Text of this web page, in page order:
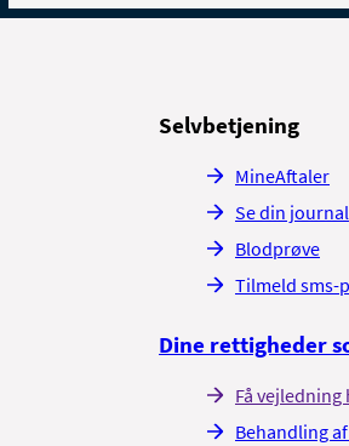
Selvbetjening
MineAftaler
Se din journal
Blodprøve
Tilmeld sms-
Dine rettigheder
Få
Behandling